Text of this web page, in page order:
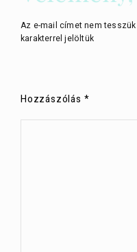
Az e-mail címet nem
karakterrel jelöltük
Hozzászólás *